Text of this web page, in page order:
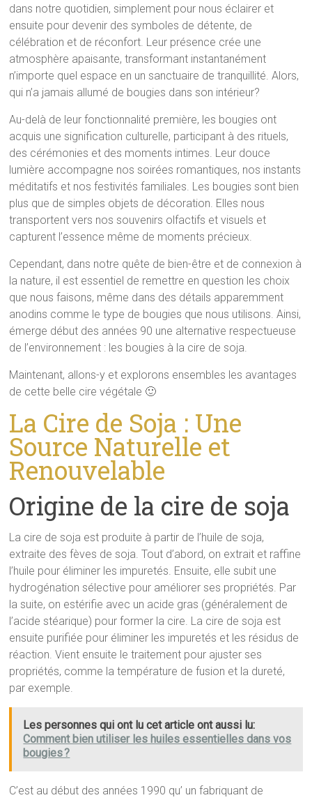
dans notre quotidien, simplement pour nous éclairer et
ensuite pour devenir des symboles de détente, de
célébration et de réconfort. Leur présence crée une
atmosphère apaisante, transformant instantanément
n’importe quel espace en un sanctuaire de tranquillité. Alors,
qui n’a jamais allumé de bougies dans son intérieur?
Au-delà de leur fonctionnalité première, les bougies ont
acquis une signification culturelle, participant à des rituels,
des cérémonies et des moments intimes. Leur douce
lumière accompagne nos soirées romantiques, nos instants
méditatifs et nos festivités familiales. Les bougies sont bien
plus que de simples objets de décoration. Elles nous
transportent vers nos souvenirs olfactifs et visuels et
capturent l’essence même de moments précieux.
Cependant, dans notre quête de bien-être et de connexion à
la nature, il est essentiel de remettre en question les choix
que nous faisons, même dans des détails apparemment
anodins comme le type de bougies que nous utilisons. Ainsi,
émerge début des années 90 une alternative respectueuse
de l’environnement : les bougies à la cire de soja.
Maintenant, allons-y et explorons ensembles les avantages
de cette belle cire végétale 🙂
La Cire de Soja : Une
Source Naturelle et
Renouvelable
Origine de la cire de soja
La cire de soja est produite à partir de l’huile de soja,
extraite des fèves de soja. Tout d’abord, on extrait et raffine
l’huile pour éliminer les impuretés. Ensuite, elle subit une
hydrogénation sélective pour améliorer ses propriétés. Par
la suite, on estérifie avec un acide gras (généralement de
l’acide stéarique) pour former la cire. La cire de soja est
ensuite purifiée pour éliminer les impuretés et les résidus de
réaction. Vient ensuite le traitement pour ajuster ses
propriétés, comme la température de fusion et la dureté,
par exemple.
Les personnes qui ont lu cet article ont aussi lu:
Comment bien utiliser les huiles essentielles dans vos
bougies ?
C’est au début des années 1990 qu’ un fabriquant de